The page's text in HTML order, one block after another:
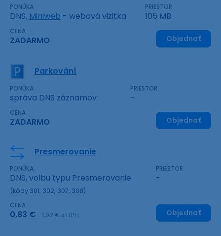
PONÚKA
DNS, Miniweb - webová vizitka
PRIESTOR
105 MB
CENA
ZADARMO Objednať
Parkování
PONÚKA
správa DNS záznamov
PRIESTOR
-
CENA
ZADARMO Objednať
Presmerovanie
PONÚKA
DNS, volbu typu Presmerovanie
(kódy 301, 302, 307, 308)
PRIESTOR
-
CENA
0,83 € 1,02 € s DPH Objednať